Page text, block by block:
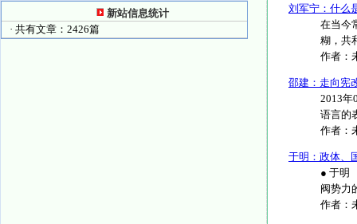
新站信息统计
· 共有文章：2426篇
刘军宁：什么
在当今
糊，共
作者：
邵建：走向宪
2013年
语言的
作者：
于明：政体、
● 于明
阀势力
作者：